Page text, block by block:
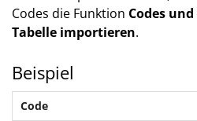
Codes die Funktion Codes
Tabelle importieren.
Beispiel
Code